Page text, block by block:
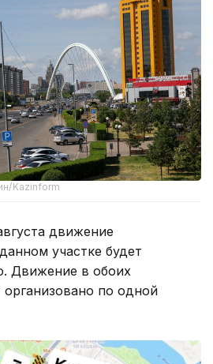
Kazinform
движение
участке будет
Движение в обоих
организовано по одной